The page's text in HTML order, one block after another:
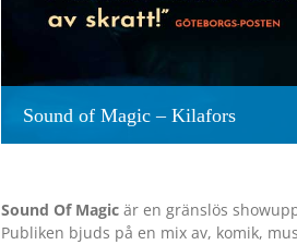
Sound of Magic – Kilafors
Sound Of Magic är en gränslös
Publiken bjuds på en mix av, komik,